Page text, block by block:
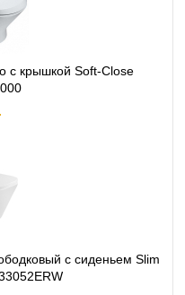
c крышкой Soft-Close
с сиденьем Slim